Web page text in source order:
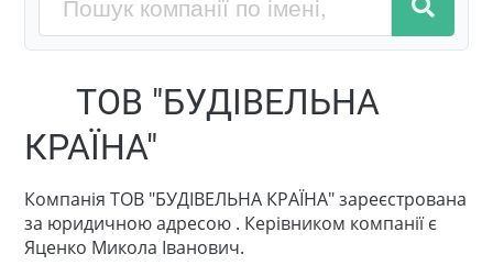
ТОВ "БУДІВЕЛЬНА
КРАЇНА"
Компанія ТОВ "БУДІВЕЛЬНА КРАЇНА" зареєстрована
за юридичною адресою . Керівником компанії є
Яценко Микола Іванович.